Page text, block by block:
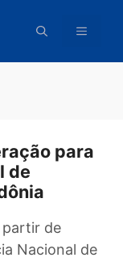
de
a partir de